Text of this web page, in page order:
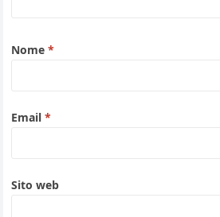
Nome*
Email*
Sito web